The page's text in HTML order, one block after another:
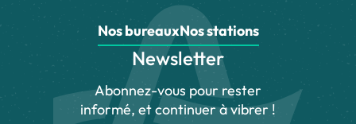
Nos bureauxNos stations
Newsletter
Abonnez-vous pour rester
informé, et continuer à vibrer !